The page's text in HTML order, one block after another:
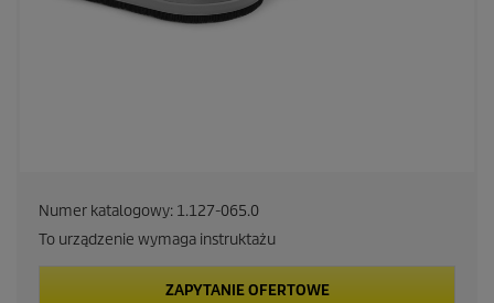
Numer katalogowy: 1.127-065.0
To urządzenie wymaga instruktażu
ZAPYTANIE OFERTOWE